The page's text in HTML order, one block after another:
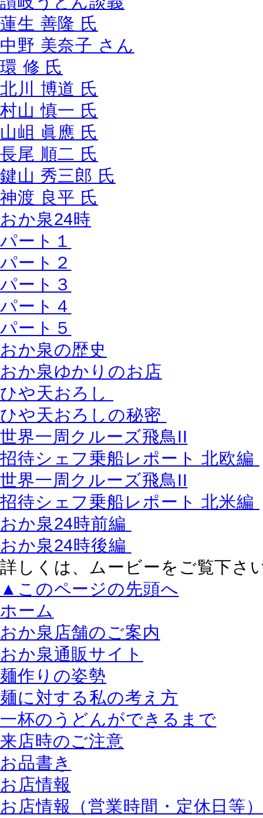
蓮生 善隆 氏
中野 美奈子 さん
環 修 氏
北川 博道 氏
村山 慎一 氏
山岨 眞應 氏
長尾 順二 氏
鍵山 秀三郎 氏
神渡 良平 氏
おか泉24時
パート１
パート２
パート３
パート４
パート５
おか泉の歴史
おか泉ゆかりのお店
ひや天おろし
ひや天おろしの秘密
世界一周クルーズ飛鳥II
招待シェフ乗船レポート 北欧編
世界一周クルーズ飛鳥II
招待シェフ乗船レポート 北米編
おか泉24時前編
おか泉24時後編
詳しくは、ムービーをご覧下さ
▲このページの先頭へ
ホーム
おか泉店舗のご案内
おか泉通販サイト
麺作りの姿勢
麺に対する私の考え方
一杯のうどんができるまで
来店時のご注意
お品書き
お店情報
お店情報（営業時間・定休日等）